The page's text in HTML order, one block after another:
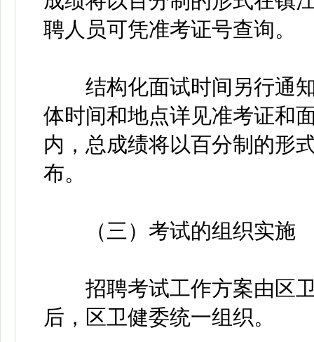
聘人员可凭准考证号查询。
结构化面试时间另行通知
体时间和地点详见准考证和
内，总成绩将以百分制的形
布。
（三）考试的组织实施
招聘考试工作方案由区卫
后，区卫健委统一组织。